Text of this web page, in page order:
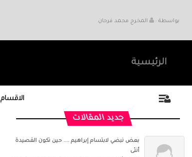
بواسطة :
المخرج محمد فرحان
الرئيسية
الاقسام
جديد المقالات
بعض نبضي لابتسام إبراهيم .... حين تكون القصيدة
أنثى